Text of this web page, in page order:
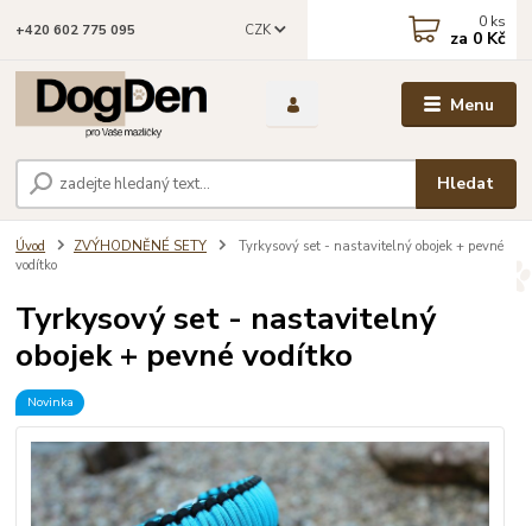
Menu
CZK
Hledat
+420 602 775 095 0 ks
za 0 Kč
Úvod ZVÝHODNĚNÉ SETY
Tyrkysový set - nastavitelný obojek + pevné
vodítko
Tyrkysový set - nastavitelný
obojek + pevné vodítko
Novinka